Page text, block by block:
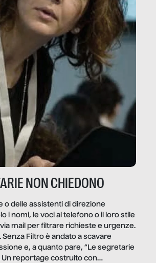
NON CHIEDONO
o delle assistenti di direzione
i nomi, le voci al telefono o il loro stile
mail per filtrare richieste e urgenze.
Senza Filtro è andato a scavare
e, a quanto pare, “Le segretarie
Un reportage costruito con